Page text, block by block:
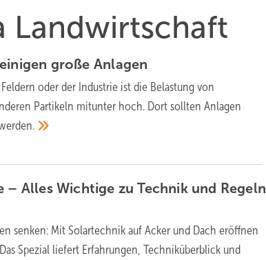
Landwirtschaft
große Anlagen
oder der Industrie ist die Belastung von
Partikeln mitunter hoch. Dort sollten Anlagen
Alles Wichtige zu Technik und Regeln
senken: Mit Solartechnik auf Acker und Dach eröffnen
Spezial liefert Erfahrungen, Techniküberblick und